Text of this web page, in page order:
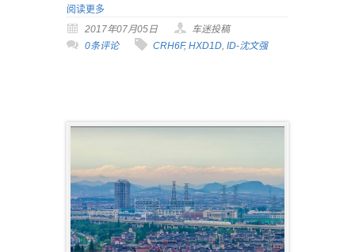
阅读更多
2017年07月05日
车迷投稿
0条评论
CRH6F, HXD1D, ID-沈文强